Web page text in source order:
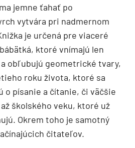
jemne ťahať po
vytvára pri nadmernom
je určená pre viaceré
ktoré vnímajú len
obľubujú geometrické tvary,
roku života, ktoré sa
o písanie a čítanie, či väčšie
školského veku, ktoré už
Okrem toho je samotný
čitateľov.